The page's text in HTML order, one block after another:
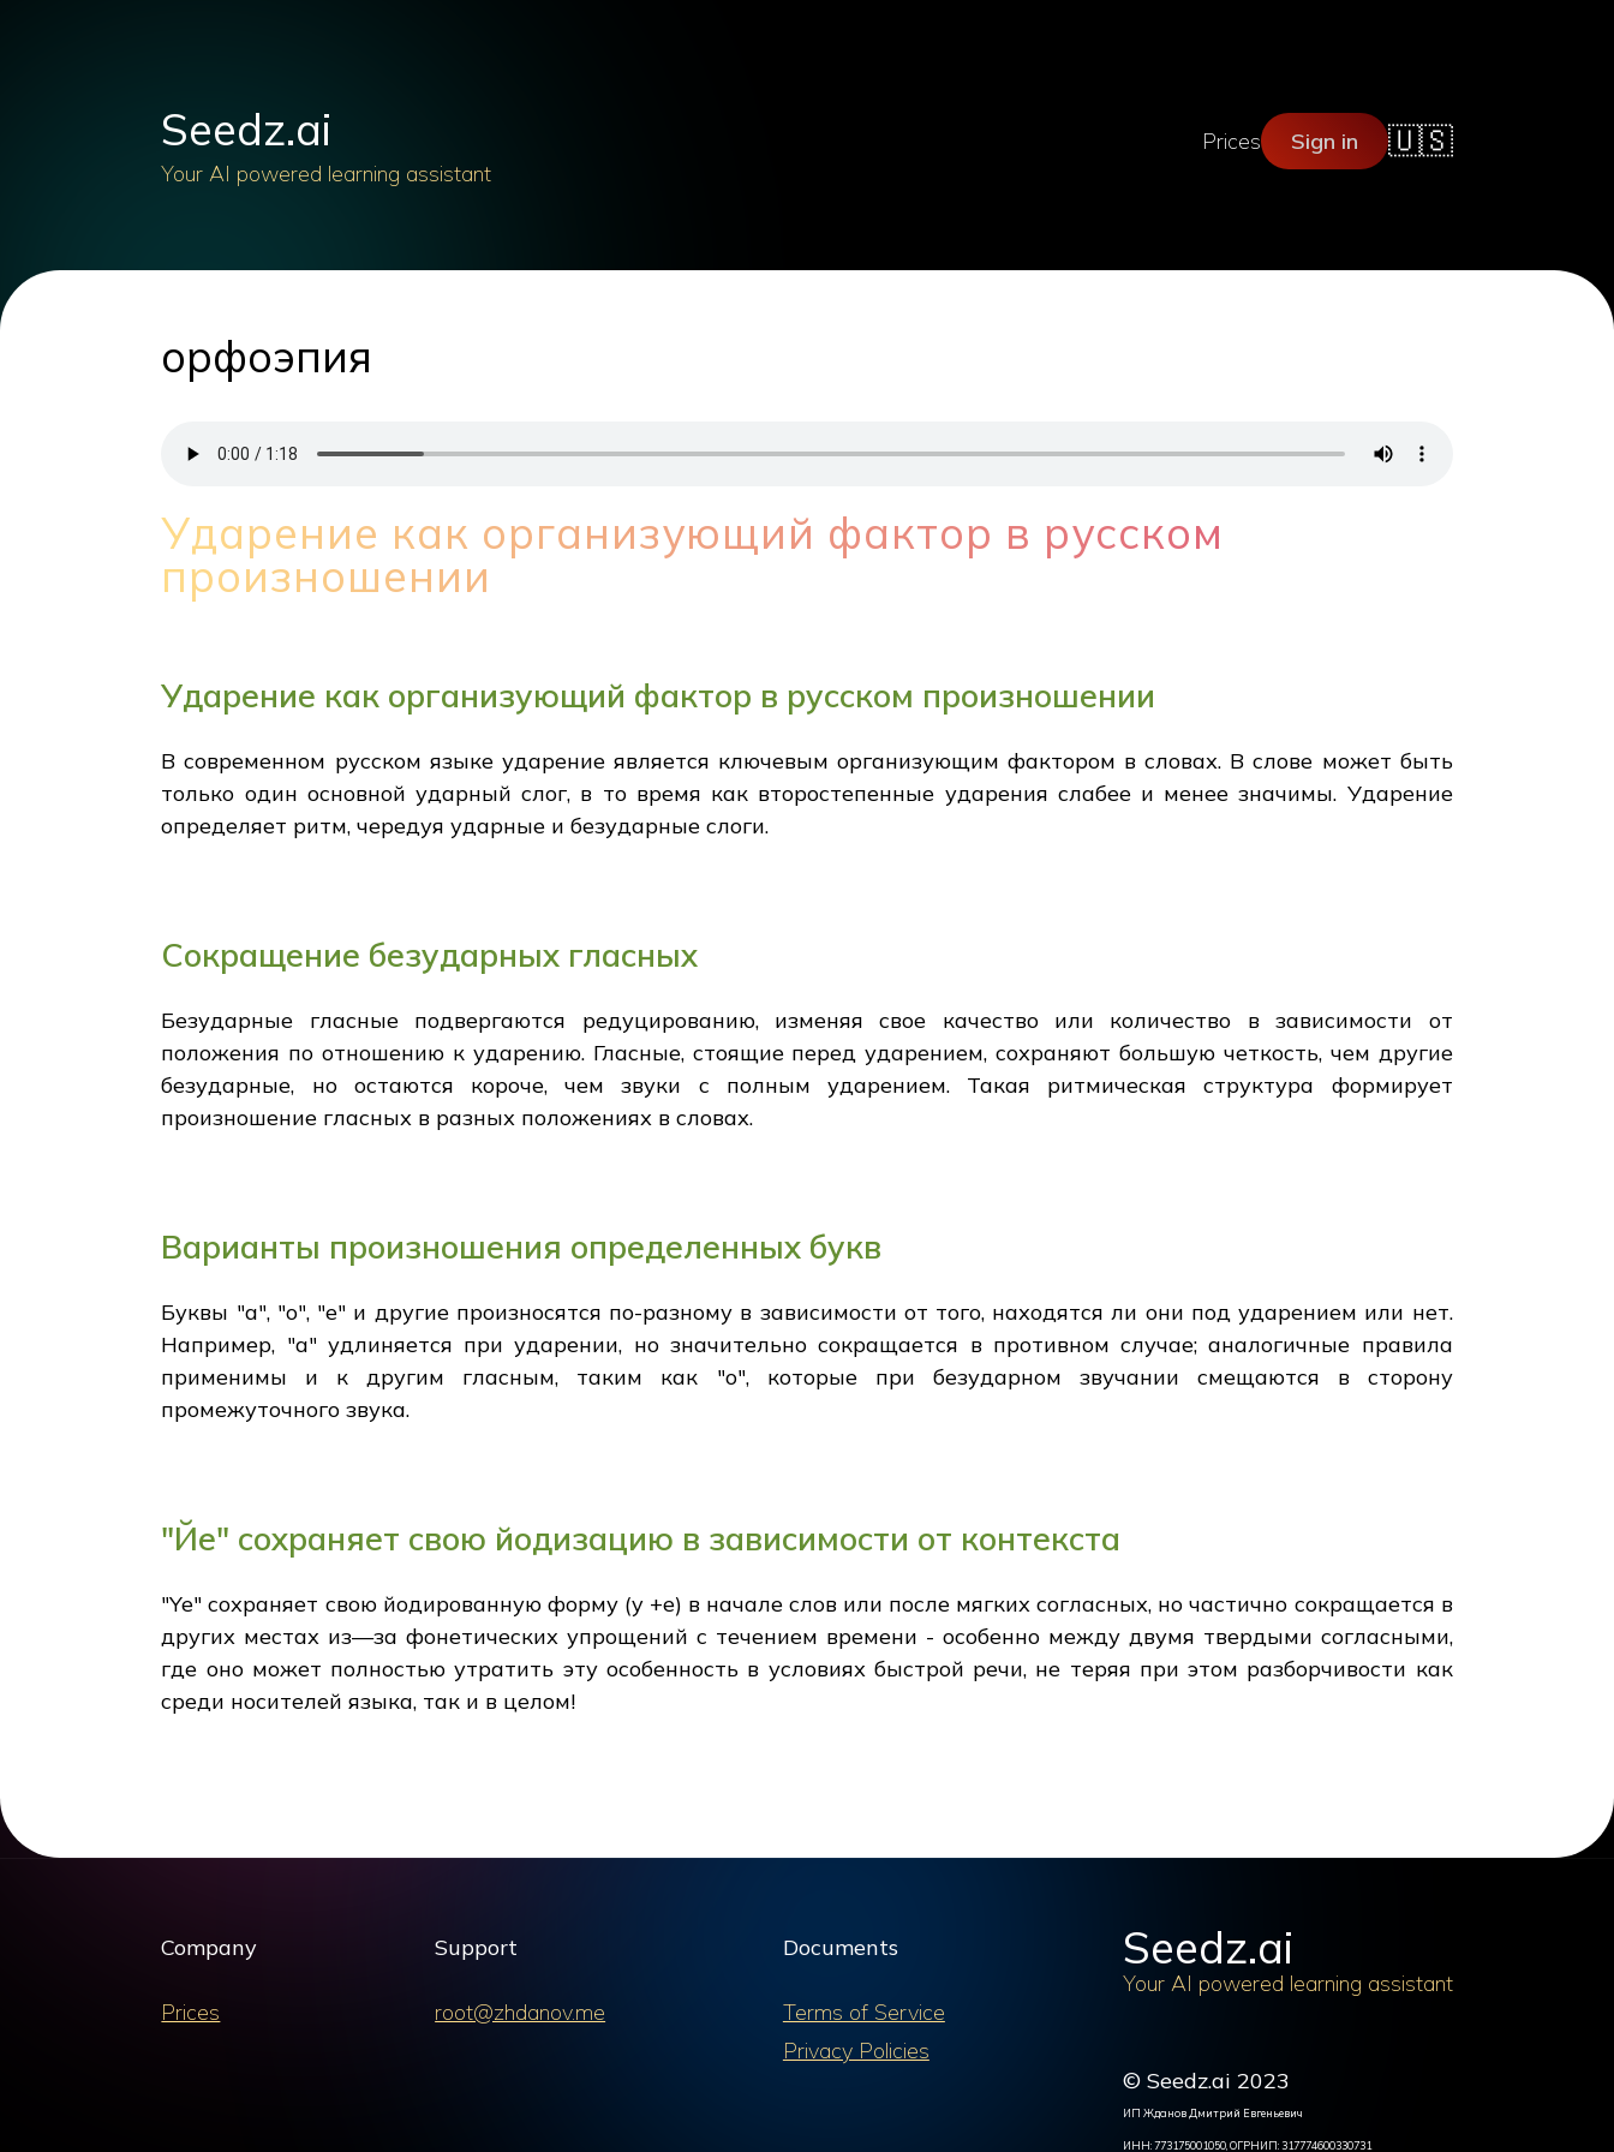
Seedz.ai
Your AI powered learning assistant
Prices Sign in 🇺🇸
орфоэпия
Ударение как организующий фактор в русском
произношении
Ударение как организующий фактор в русском произношении
В современном русском языке ударение является ключевым организующим фактором в словах. В слове может быть
только один основной ударный слог, в то время как второстепенные ударения слабее и менее значимы. Ударение
определяет ритм, чередуя ударные и безударные слоги.
Сокращение безударных гласных
Безударные гласные подвергаются редуцированию, изменяя свое качество или количество в зависимости от
положения по отношению к ударению. Гласные, стоящие перед ударением, сохраняют большую четкость, чем другие
безударные, но остаются короче, чем звуки с полным ударением. Такая ритмическая структура формирует
произношение гласных в разных положениях в словах.
Варианты произношения определенных букв
Буквы "а", "о", "е" и другие произносятся по-разному в зависимости от того, находятся ли они под ударением или нет.
Например, "а" удлиняется при ударении, но значительно сокращается в противном случае; аналогичные правила
применимы и к другим гласным, таким как "о", которые при безударном звучании смещаются в сторону
промежуточного звука.
"Йе" сохраняет свою йодизацию в зависимости от контекста
"Ye" сохраняет свою йодированную форму (y +e) в начале слов или после мягких согласных, но частично сокращается в
других местах из—за фонетических упрощений с течением времени - особенно между двумя твердыми согласными,
где оно может полностью утратить эту особенность в условиях быстрой речи, не теряя при этом разборчивости как
среди носителей языка, так и в целом!
Company
Prices
Support
root@zhdanov.me
Documents
Terms of Service
Privacy Policies
Seedz.ai
Your AI powered learning assistant
© Seedz.ai 2023
ИП Жданов Дмитрий Евгеньевич
ИНН: 773175001050, ОГРНИП: 317774600330731